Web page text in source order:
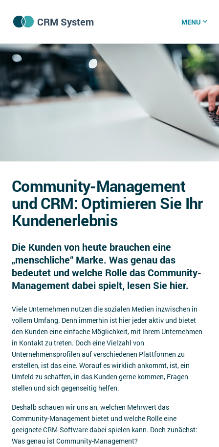
CRM System
CRM Software
CRM Wissenszentrum
Was ist CRM?
Offene Stellen bei CRM-Lieferanten
Über uns
DSGVO/GDPR
Kontakt
MENU
Community-Management
und CRM: Optimieren Sie Ihr
Kundenerlebnis
Die Kunden von heute brauchen eine
„menschliche“ Marke. Was genau das
bedeutet und welche Rolle das Community-
Management dabei spielt, lesen Sie hier.
Viele Unternehmen nutzen die sozialen Medien inzwischen in
vollem Umfang. Denn immerhin ist hier jeder aktiv und bietet
den Kunden eine einfache Möglichkeit, mit Ihrem Unternehmen
in Kontakt zu treten. Doch eine Vielzahl von
Unternehmensprofilen auf verschiedenen Plattformen zu
erstellen, ist das eine. Worauf es wirklich ankommt, ist, ein
Umfeld zu schaffen, in das Kunden gerne kommen, Fragen
stellen und sich gegenseitig helfen.
Deshalb schauen wir uns an, welchen Mehrwert das
Community-Management bietet und welche Rolle eine
geeignete CRM-Software dabei spielen kann. Doch zunächst:
Was genau ist Community-Management?